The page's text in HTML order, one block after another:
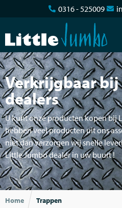
0316 - 525009
Verkrijgbaar
dealers
U kunt onze producten kopen bij
hebben veel producten uit ons
niet dan verzorgen wij snelle
Little Jumbo dealer in uw buurt !
Home Trappen